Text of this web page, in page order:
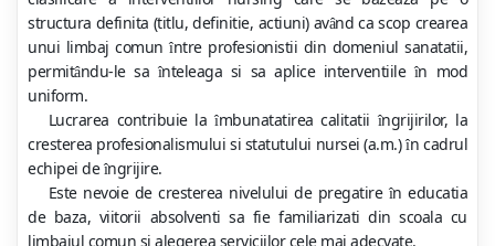
structura definita (titlu, definitie, actiuni) având ca scop crearea
unui limbaj comun între profesionistii din domeniul sanatatii,
permitându-le sa înteleaga si sa aplice interventiile în mod
uniform.
Lucrarea contribuie laîmbunatatirea calitatii îngrijirilor, la
cresterea profesionalismului si statutului nursei (a.m.)în cadrul
echipei de îngrijire.
Este nevoie de cresterea nivelului de pregatire în educatia
de baza, viitorii absolventi sa fie familiarizati din scoala cu
limbajul comun si alegerea serviciilor cele mai adecvate.